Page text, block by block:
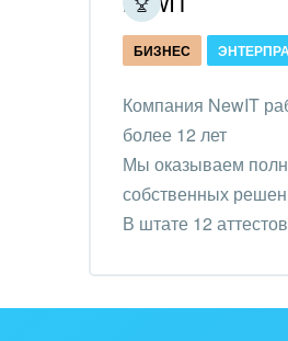
Интернет-магазин и
Крупные
внедрения
Внедрение для
Внедрение для
гос.организаций
Внедрение онлайн-
БИЗНЕС
Компания NewIT
более 12 лет
Мы оказываем
собственных
В штате 12